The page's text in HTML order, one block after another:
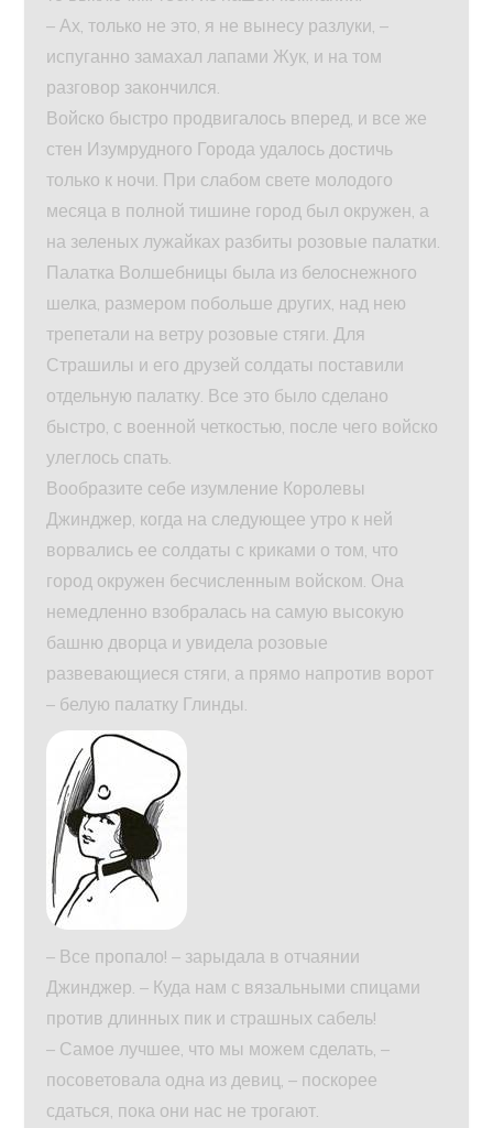
– Ах, только не это, я не вынесу разлуки, –
испуганно замахал лапами Жук, и на том
разговор закончился.
Войско быстро продвигалось вперед, и все же
стен Изумрудного Города удалось достичь
только к ночи. При слабом свете молодого
месяца в полной тишине город был окружен, а
на зеленых лужайках разбиты розовые палатки.
Палатка Волшебницы была из белоснежного
шелка, размером побольше других, над нею
трепетали на ветру розовые стяги. Для
Страшилы и его друзей солдаты поставили
отдельную палатку. Все это было сделано
быстро, с военной четкостью, после чего войско
улеглось спать.
Вообразите себе изумление Королевы
Джинджер, когда на следующее утро к ней
ворвались ее солдаты с криками о том, что
город окружен бесчисленным войском. Она
немедленно взобралась на самую высокую
башню дворца и увидела розовые
развевающиеся стяги, а прямо напротив ворот
– белую палатку Глинды.
– Все пропало! – зарыдала в отчаянии
Джинджер. – Куда нам с вязальными спицами
против длинных пик и страшных сабель!
– Самое лучшее, что мы можем сделать, –
посоветовала одна из девиц, – поскорее
сдаться, пока они нас не трогают.